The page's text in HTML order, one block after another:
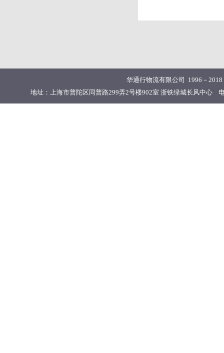
华通行物流有限公司 1996－
地址：上海市普陀区同普路299弄2号楼902室 浙铁绿城长风中心